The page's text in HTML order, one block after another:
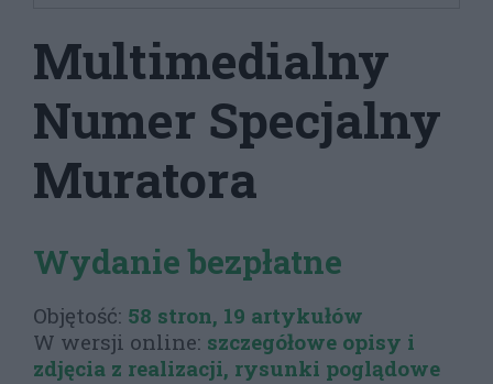
Multimedialny
Numer Specjalny
Muratora
Wydanie bezpłatne
Objętość: 58 stron, 19 artykułów
W wersji online: szczegółowe opisy i
zdjęcia z realizacji, rysunki poglądowe